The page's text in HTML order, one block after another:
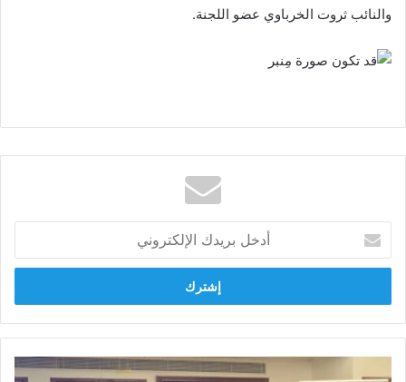
والنائب ثروت الخرباوي عضو اللجنة.
بريدك
الإلكتروني